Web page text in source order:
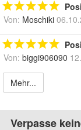
Von: Moschiki
Von: biggi906090
Mehr...
Verpasse